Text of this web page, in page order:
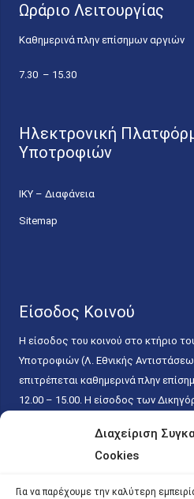
Διαχείριση
Cookies
Για να παρέχουμε την καλύτερη
Ωράριο Λειτουργίας
Καθημερινά πλην επίσημων αργιών
7.30 – 15.30
Ηλεκτρονική
Υποτροφιών
ΙΚΥ – Διαφάνεια
Sitemap
Είσοδος Κοινού
Η είσοδος του κοινού στο κτήριο
Υποτροφιών (Λ. Εθνικής
επιτρέπεται καθημερινά πλην
12.00 – 15.00. Η είσοδος των
κάθε εργάσιμη ημέρα και ώρα χωρίς
περιορισμό. Η είσοδος του κοινού